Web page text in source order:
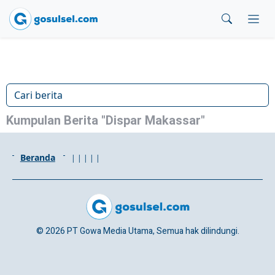
Kumpulan Berita "Dispar Makassar"
Beranda | | | | |
© 2026 PT Gowa Media Utama, Semua hak dilindungi.